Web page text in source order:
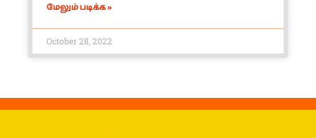
மேலும் படிக்க »
October 28, 2022